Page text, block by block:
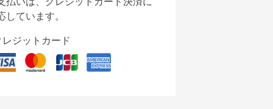
しています。
レジットカード